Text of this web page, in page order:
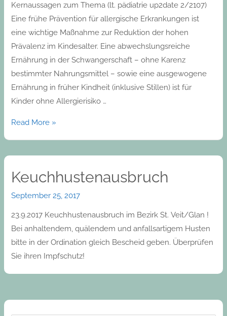
Kernaussagen zum Thema (lt. pädiatrie up2date 2/2107)
Eine frühe Prävention für allergische Erkrankungen ist
eine wichtige Maßnahme zur Reduktion der hohen
Prävalenz im Kindesalter. Eine abwechslungsreiche
Ernährung in der Schwangerschaft – ohne Karenz
bestimmter Nahrungsmittel – sowie eine ausgewogene
Ernährung in früher Kindheit (inklusive Stillen) ist für
Kinder ohne Allergierisiko …
Read More »
Keuchhustenausbruch
September 25, 2017
23.9.2017 Keuchhustenausbruch im Bezirk St. Veit/Glan !
Bei anhaltendem, quälendem und anfallsartigem Husten
bitte in der Ordination gleich Bescheid geben. Überprüfen
Sie ihren Impfschutz!